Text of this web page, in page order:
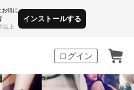
お得に
以上
インストールする
ログイン